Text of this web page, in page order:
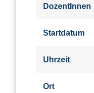
DozentInnen
Startdatum
Uhrzeit
Ort